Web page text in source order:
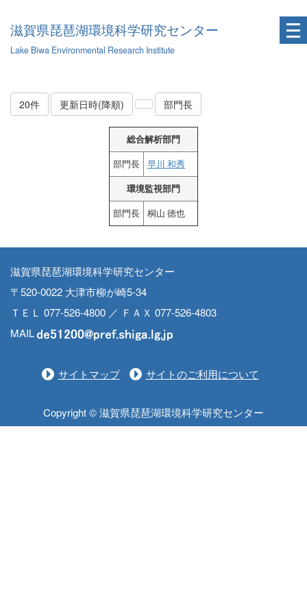
滋賀県琵琶湖環境科学研究センター
Lake Biwa Environmental Research Institute
20件 更新日時(降順) 部門長
総合解析部門
部門長
早川 和秀
環境監視部門
部門長
桐山 徳也
滋賀県琵琶湖環境科学研究センター
〒520-0022 大津市柳が崎5-34
ＴＥＬ 077-526-4800 ／ ＦＡＸ 077-526-4803
MAIL
サイトマップ サイトのご利用について
Copyright © 滋賀県琵琶湖環境科学研究センター